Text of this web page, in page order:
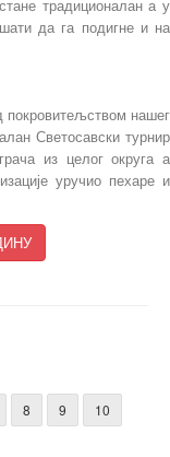
традиционалан а у
да га подигне и на
покровитељством нашег
Светосавски турнир
из целог округа а
уручио пехаре и
8 9
10